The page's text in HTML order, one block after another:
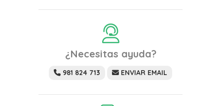
¿Necesitas ayuda?
981 824 713 ENVIAR EMAIL